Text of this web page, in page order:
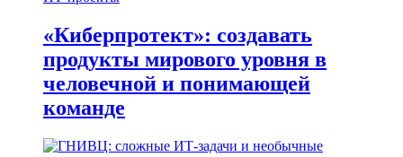
«Киберпротект»: создавать
продукты мирового уровня в
человечной и понимающей
команде